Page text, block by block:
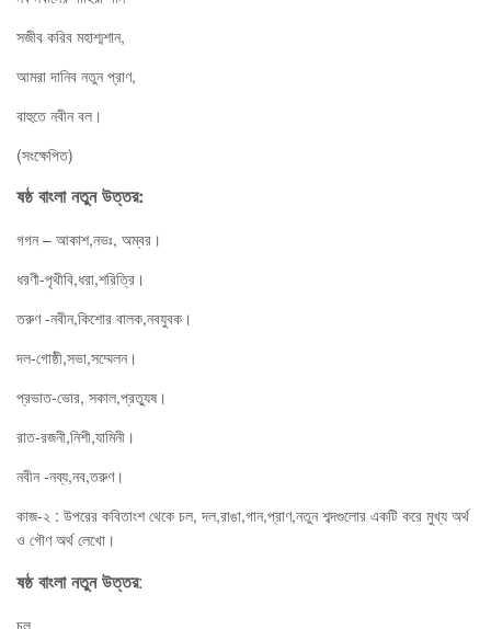
সজীব করিব মহাশ্মশান,
আমরা দানিব নতুন প্রাণ,
বাহুতে নবীন বল।
(সংক্ষেপিত)
ষষ্ঠ বাংলা নতুন উত্তর:
গগন – আকাশ,নভঃ, অম্বর।
ধরণী-পৃথীবি,ধরা,শরিত্রি।
তরুণ -নবীন,কিশোর বালক,নবযুবক।
দল-গোষ্ঠী,সভা,সম্মেলন।
প্রভাত-ভোর, সকাল,প্রত্যুষ।
রাত-রজনী,নিশী,যামিনী।
নবীন -নব্য,নব,তরুণ।
কাজ-২ : উপরের কবিতাংশ থেকে চল, দল,রাঙা,গান,প্রাণ,নতুন শব্দগুলোর একটি করে মুখ্য অর্থ
ও গৌণ অর্থ লেখো।
ষষ্ঠ বাংলা নতুন উত্তর:
চল